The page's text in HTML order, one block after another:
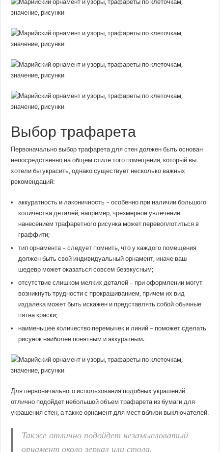
Выбор трафарета
Первоначально выбор трафарета для стен должен быть основан
непосредственно на общем стиле того помещения, который вы
хотели бы украсить, однако существует несколько важных
рекомендаций:
аккуратность и лаконичность – особенно при наличии большого
количества деталей, например, чрезмерное увлечение
нанесением трафаретного рисунка может перевоплотиться в
граффити;
тип орнамента – следует помнить, что у каждого помещения
должен быть свой индивидуальный орнамент, иначе ваш
шедевр может оказаться совсем безвкусным;
отсутствие слишком мелких деталей – при оформлении могут
возникнуть трудности с прокрашиванием, причем их вид
издалека может быть искажен и представлять собой обычные
пятна краски;
наименьшее количество перемычек и линий – поможет сделать
рисунок наиболее понятным и аккуратным.
Для первоначального использования подобных украшений
отлично подойдет небольшой объем трафарета из бумаги для
украшения стен, а также орнамент для мест вблизи выключателей.
Также отлично подойдет незамысловатый
орнамент около зеркал или стола.